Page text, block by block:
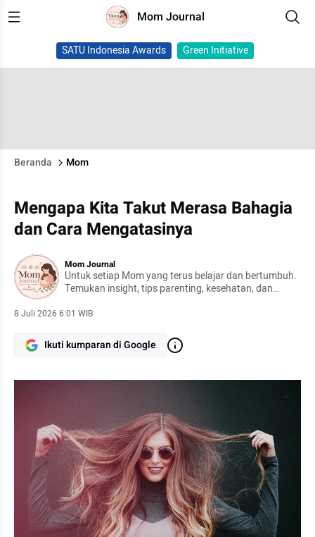
Mom Journal
SATU Indonesia Awards Green Initiative
Beranda Mom
Mengapa Kita Takut Merasa Bahagia
dan Cara Mengatasinya
Mom Journal
Untuk setiap Mom yang terus belajar dan bertumbuh.
Temukan insight, tips parenting, kesehatan, dan
8 Juli 2026 6:01 WIB
Ikuti kumparan di Google